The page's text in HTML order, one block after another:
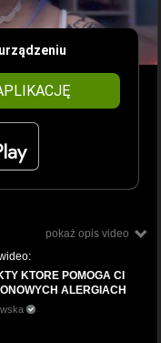
pokaż opis video
KTORE POMOGA CI
ALERGIACH